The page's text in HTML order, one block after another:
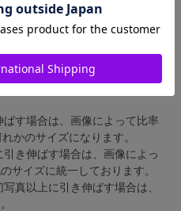
辺 432mm
辺 559mm
の件も併せてご了承ください。
舞台写真につきましては、4辺
す場合は、画像によって比率
かのサイズになります。
き伸ばす場合は、画像によっ
サイズに統一しております。
真以上に引き伸ばす場合は、